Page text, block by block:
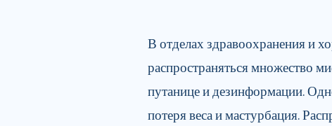
В отделах здравоохранения и
распространяться множество
путанице и дезинформации.
потеря веса и мастурбация.